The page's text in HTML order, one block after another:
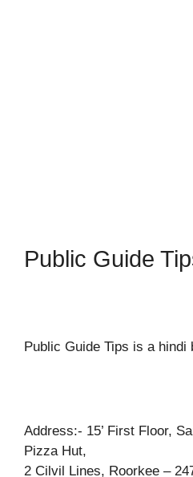
Public Guide
Public Guide Tips is a hindi
Address:- 15’ First Floor,
Pizza Hut,
2 Cilvil Lines, Roorkee –